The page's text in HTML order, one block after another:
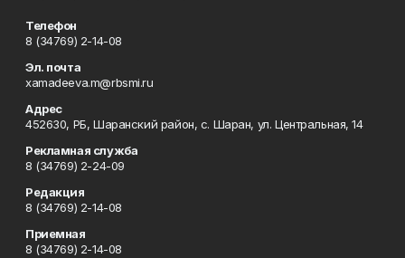
Телефон
8 (34769) 2-14-08
Эл. почта
xamadeeva.m@rbsmi.ru
Адрес
452630, РБ, Шаранский район, с. Шаран, ул. Центральная, 14
Рекламная служба
8 (34769) 2-24-09
Редакция
8 (34769) 2-14-08
Приемная
8 (34769) 2-14-08